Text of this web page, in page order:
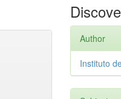
Author
Instituto